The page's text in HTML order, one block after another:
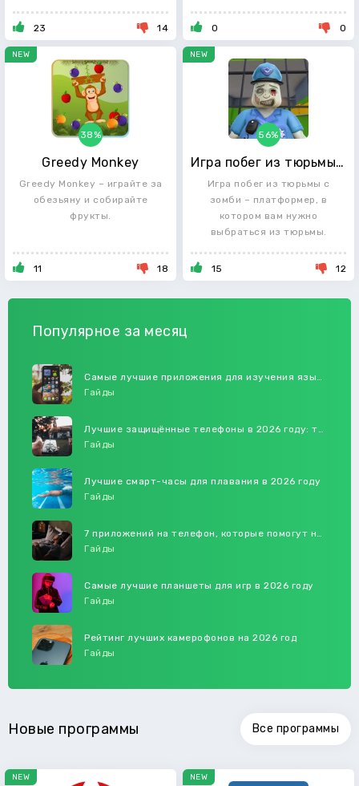
23 14 0 0
Greedy Monkey
38%
Greedy Monkey – играйте за
обезьяну и собирайте
фрукты.
11 18
NEW
Игра побег из тюрьмы с зомби
56%
Игра побег из тюрьмы с
зомби – платформер, в
котором вам нужно
выбраться из тюрьмы.
15 12
NEW
Популярное за месяц
Гайды
Гайды
Лучшие смарт-часы для плавания в 2026 году
Гайды
Гайды
Самые лучшие планшеты для игр в 2026 году
Гайды
Рейтинг лучших камерофонов на 2026 год
Гайды
Новые программы Все программы
NEW NEW